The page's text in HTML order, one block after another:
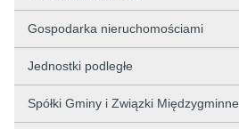
Gospodarka nieruchomościami
Jednostki podległe
Spółki Gminy i Związki Międzygminne